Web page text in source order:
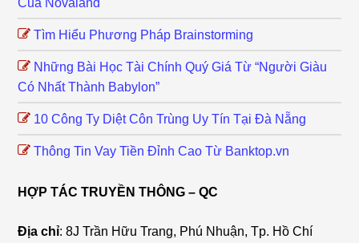
Của Novaland
Tìm Hiểu Phương Pháp Brainstorming
Những Bài Học Tài Chính Quý Giá Từ “Người Giàu
Có Nhất Thành Babylon”
10 Công Ty Diệt Côn Trùng Uy Tín Tại Đà Nẵng
Thông Tin Vay Tiền Đỉnh Cao Từ Banktop.vn
HỢP TÁC TRUYỀN THÔNG – QC
Địa chỉ: 8J Trần Hữu Trang, Phú Nhuận, Tp. Hồ Chí